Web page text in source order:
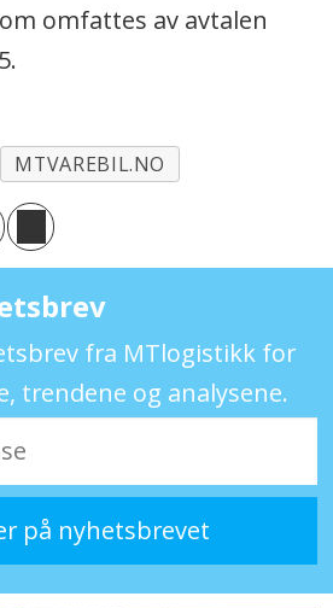
omfattes av avtalen
MTVAREBIL.NO
fra MTlogistikk for
trendene og analysene.